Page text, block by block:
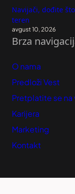
Navijači, dođite
teren
avgust 10, 2026
Brza
O nama
Predloži Vest
Pretplatite se na
Karijera
Marketing
Kontakt